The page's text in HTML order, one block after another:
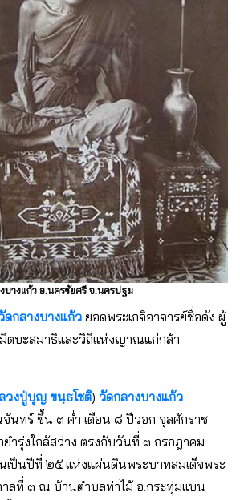
บางแก้ว อ.นครชัยศรี จ.นครปฐม
ดกลางบางแก้ว ยอดพระเกจิอาจารย์ชื่อดัง ผู้
ตบะสมาธิและวิถีแห่งญาณแก่กล้า
วงปู่บุญ ขนฺธโชติ) วัดกลางบางแก้ว
จันทร์ ขึ้น ๓ ค่ำ เดือน ๘ ปีวอก จุลศักราช
ำรุ่งใกล้สว่าง ตรงกับวันที่ ๓ กรกฎาคม
ป็นปีที่ ๒๕ แห่งแผ่นดินพระบาทสมเด็จพระ
าลที่ ๓ ณ บ้านตำบลท่าไม้ อ.กระทุ่มแบน